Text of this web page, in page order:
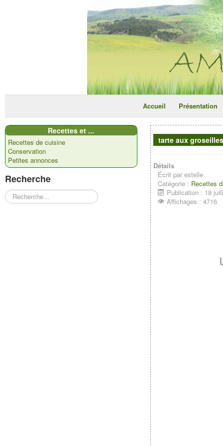
Accueil Présentation
Recettes et ...
Recettes de cuisine
Conservation
Petites annonces
Recherche
Rechercher
tarte aux
Détails
Écrit parestelle
Catégorie : Recettes
Publication : 18
Affichages : 4716